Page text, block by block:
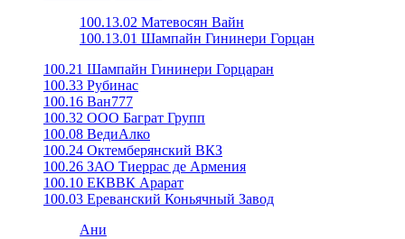
100.13.02 Матевосян Вайн
100.13.01 Шампайн Гининери Горцан
100.21 Шампайн Гининери Горцаран
100.33 Рубинас
100.16 Ван777
100.32 ООО Баграт Групп
100.08 ВедиАлко
100.24 Октемберянский ВКЗ
100.26 ЗАО Тиеррас де Армения
100.10 ЕКВВК Арарат
100.03 Ереванский Коньячный Завод
Ани